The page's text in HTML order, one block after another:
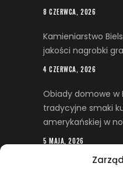
8 CZERWCA, 2026
Kamieniarstwo
jakości nagrobki
4 CZERWCA, 2026
Obiady domowe w
tradycyjne smaki
amerykańskiej w
5 MAJA, 2026
Restrukturyzacja